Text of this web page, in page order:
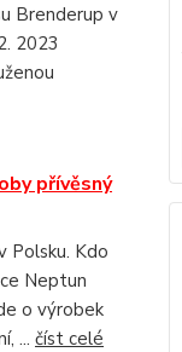
Brenderup v
2023
přívěsný
Polsku. Kdo
Neptun
o výrobek
... číst celé